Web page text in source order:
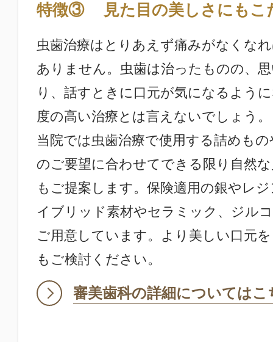
特徴③ 見た目の美しさにもこ
虫歯治療はとりあえず痛みがなくな
ありません。虫歯は治ったものの、
り、話すときに口元が気になるよう
度の高い治療とは言えないでしょう。
当院では虫歯治療で使用する詰めも
のご要望に合わせてできる限り自然
もご提案します。保険適用の銀やレ
イブリッド素材やセラミック、ジル
ご用意しています。より美しい口元
もご検討ください。
審美歯科の詳細についてはこ